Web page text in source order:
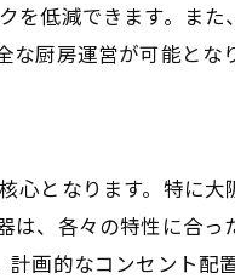
ドバイス
は
略
低減できます。また
厨房運営が可能とな
となります。特に
、各々の特性に合
画的なコンセント配